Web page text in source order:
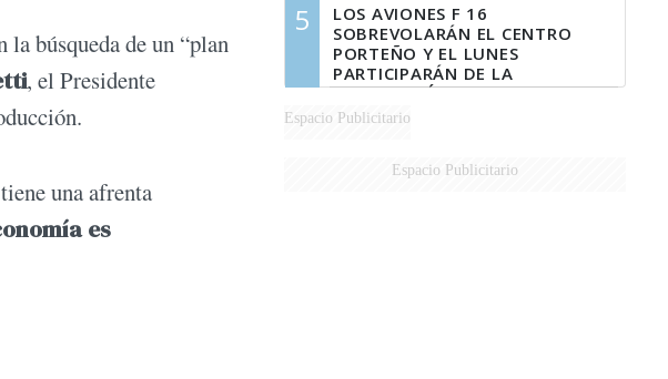
la búsqueda de un “plan
, el Presidente
una afrenta
es
5
LOS AVIONES F 16
SOBREVOLARÁN EL CENTRO
PORTEÑO Y EL LUNES
PARTICIPARÁN DE LA
CELEBRACIÓN DE LA FUERZA
AÉREA
Espacio Publicitario
Espacio Publicitario